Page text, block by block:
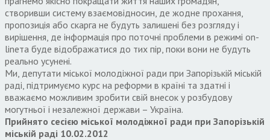
створивши систему взаємовідносин, де жодне прохання,
пропозиція або скарга не будуть залишені без розгляду і
вирішення, де інформація про поточні проблеми в режимі on-
lineта буде відображатися до тих пір, поки вони не будуть
реально усунені.
Ми, депутати міської молодіжної ради при Запорізькій міській
раді, підтримуємо курс на реформи в країні та здатні і
вважаємо можливим зробити свій внесок у розбудову
могутньої і незалежної держави – Україна.
Прийнято сесією міської молодіжної ради при Запорізькій
міській раді 10.02.2012